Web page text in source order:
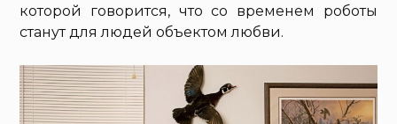
которой говорится, что со временем роботы
станут для людей объектом любви.